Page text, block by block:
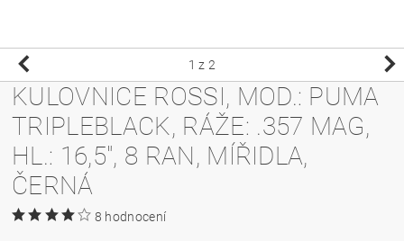
1 z 2
KULOVNICE ROSSI, MOD.: PUMA
TRIPLEBLACK, RÁŽE: .357 MAG,
HL.: 16,5", 8 RAN, MÍŘIDLA,
ČERNÁ
8 hodnocení